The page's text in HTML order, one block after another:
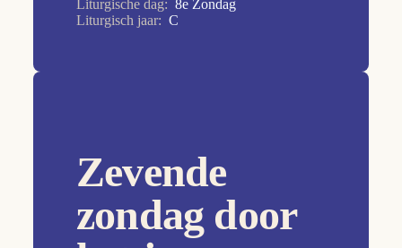
Aswoensdag
Heilige Familie
HH. Petrus en Paulus
Liturgische dag: 8e Zondag
Liturgisch jaar: C
Zevende
zondag door